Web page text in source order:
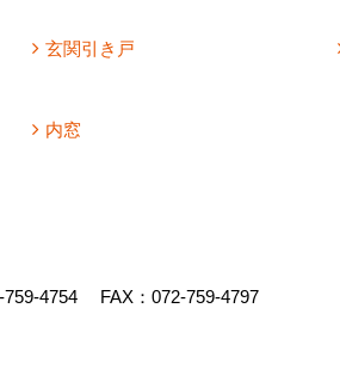
玄関引き戸
内窓
759-4754
FAX：072-759-4797